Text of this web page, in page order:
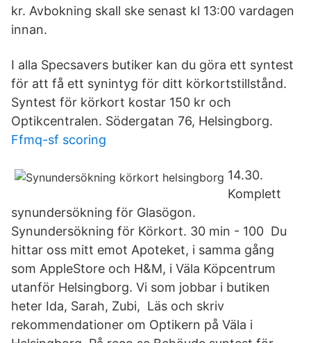
kr. Avbokning skall ske senast kl 13:00 vardagen
innan.
I alla Specsavers butiker kan du göra ett syntest
för att få ett synintyg för ditt körkortstillstånd.
Syntest för körkort kostar 150 kr och
Optikcentralen. Södergatan 76, Helsingborg.
Ffmq-sf scoring
14.30.
Komplett
synundersökning för Glasögon.
Synundersökning för Körkort. 30 min - 100 Du
hittar oss mitt emot Apoteket, i samma gång
som AppleStore och H&M, i Väla Köpcentrum
utanför Helsingborg. Vi som jobbar i butiken
heter Ida, Sarah, Zubi, Läs och skriv
rekommendationer om Optikern på Väla i